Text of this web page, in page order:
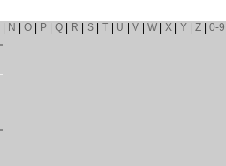
N |O P |Q R S |T U |V |W |X |Y |Z |0-9